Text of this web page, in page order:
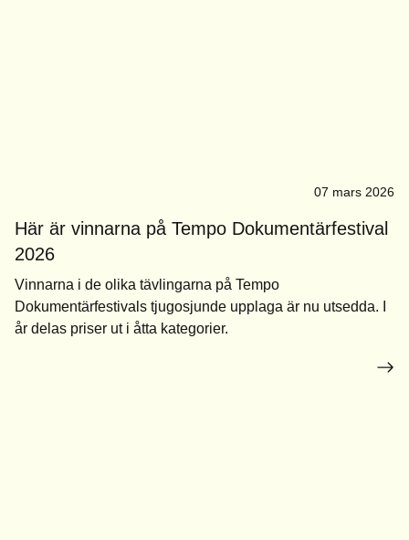
07 mars 2026
Här är vinnarna på Tempo Dokumentärfestival
2026
Vinnarna i de olika tävlingarna på Tempo
Dokumentärfestivals tjugosjunde upplaga är nu utsedda. I
år delas priser ut i åtta kategorier.